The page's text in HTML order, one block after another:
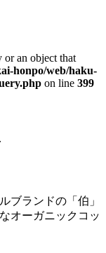
or an object that
honpo/web/haku-
on line 399
ブランドの「伯」
オーガニックコッ